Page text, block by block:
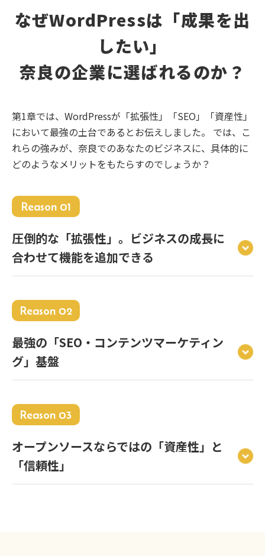
なぜWordPressは「成果を出
したい」
奈良の企業に選ばれるのか？
第1章では、WordPressが「拡張性」「SEO」「資産性」
において最強の土台であるとお伝えしました。 では、こ
れらの強みが、奈良でのあなたのビジネスに、具体的に
どのようなメリットをもたらすのでしょうか？
Reason 01
圧倒的な「拡張性」。ビジネスの成長に
合わせて機能を追加できる
Reason 02
最強の「SEO・コンテンツマーケティン
グ」基盤
Reason 03
オープンソースならではの「資産性」と
「信頼性」